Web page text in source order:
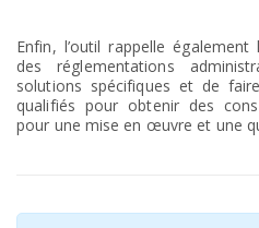
Enfin, l’outil rappelle
des réglementations
solutions spécifiques et de
qualifiés pour obtenir des
pour une mise en œuvre et une